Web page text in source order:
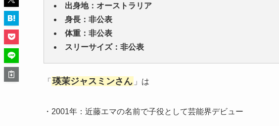
出身地：オーストラリア
身長：非公表
体重：非公表
スリーサイズ：非公表
「 瑛茉ジャスミンさん 」は
・2001年：近藤エマの名前で子役として芸能界デビュー